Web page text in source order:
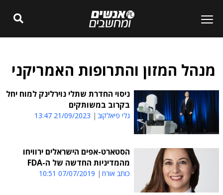
מנהל המזון והתרופות האמריקני
ניסוי החדרת שתלי נוירלינק למוח יחל
בקרוב במשותקים
גלי פיאלקוב 21/09/2023 13:47
הסטארט-אפים הישראלים ירוויחו
מהמדיניות החדשה של ה-FDA
כותב אורח 07/07/2019 10:51